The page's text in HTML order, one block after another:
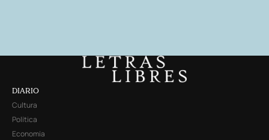
DIARIO
Cultura
Política
Economía